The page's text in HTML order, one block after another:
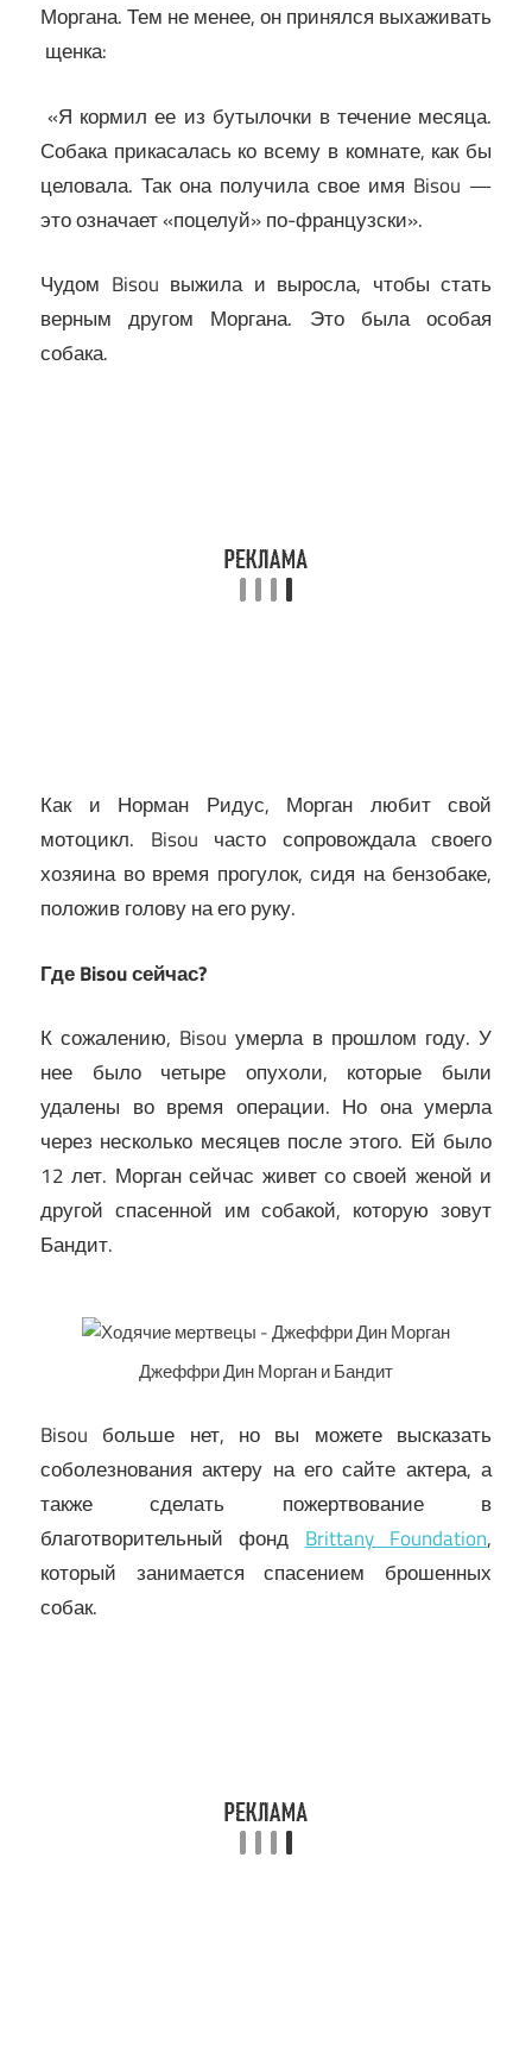
Моргана. Тем не менее, он принялся выхаживать
щенка:
«Я кормил ее из бутылочки в течение месяца.
Собака прикасалась ко всему в комнате, как бы
целовала. Так она получила свое имя Bisou —
это означает «поцелуй» по-французски».
Чудом Bisou выжила и выросла, чтобы стать
верным другом Моргана. Это была особая
собака.
Как и Норман Ридус, Морган любит свой
мотоцикл. Bisou часто сопровождала своего
хозяина во время прогулок, сидя на бензобаке,
положив голову на его руку.
Где Bisou сейчас?
К сожалению, Bisou умерла в прошлом году. У
нее было четыре опухоли, которые были
удалены во время операции. Но она умерла
через несколько месяцев после этого. Ей было
12 лет. Морган сейчас живет со своей женой и
другой спасенной им собакой, которую зовут
Бандит.
Джеффри Дин Морган и Бандит
Bisou больше нет, но вы можете высказать
соболезнования актеру на его сайте актера, а
также сделать пожертвование в
благотворительный фонд Brittany Foundation,
который занимается спасением брошенных
собак.